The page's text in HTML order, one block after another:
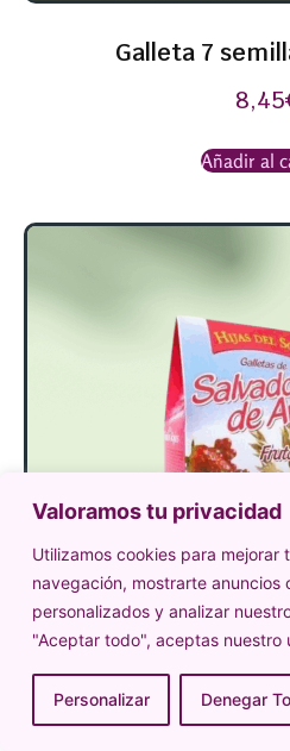
Valoramos tu privacidad
Utilizamos cookies para mejorar
navegación, mostrarte anuncios
personalizados y analizar
"Aceptar todo", aceptas nuestro
Personalizar Denegar
Galleta 7
8,45
Añadir al